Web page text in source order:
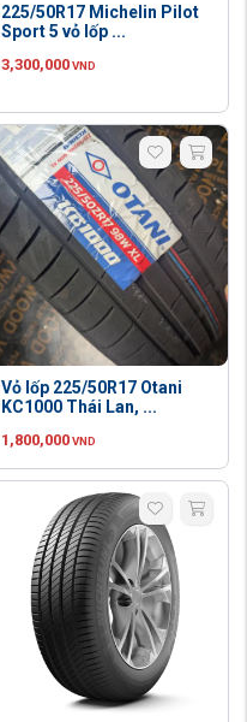
225/50R17 Michelin Pilot
Sport 5 vỏ lốp ...
3,300,000 VND
Vỏ lốp 225/50R17 Otani
KC1000 Thái Lan, ...
1,800,000 VND